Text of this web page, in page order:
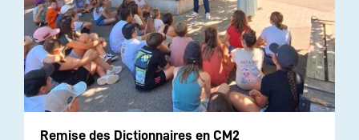
Remise des Dictionnaires en CM2